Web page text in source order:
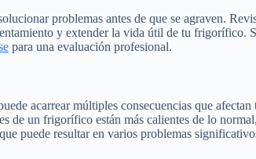
problemas antes de que se agraven.
y extender la vida útil de tu frigorífico.
para una evaluación profesional.
acarrear múltiples consecuencias que
de un frigorífico están más calientes de lo
puede resultar en varios problemas